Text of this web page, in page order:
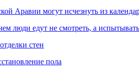
Аравии могут исчезнуть из
люди едут не смотреть, а испытывать
стен
пола